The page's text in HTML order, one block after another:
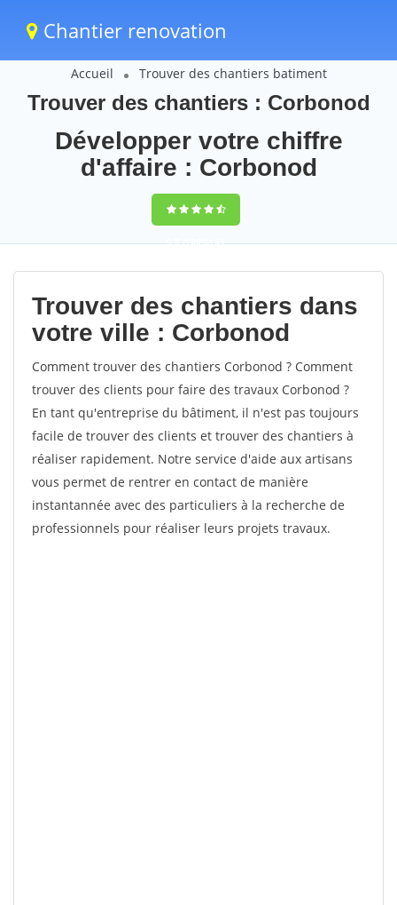
Chantier renovation
Accueil Trouver des chantiers batiment
Trouver des chantiers : Corbonod
Développer votre chiffre
d'affaire : Corbonod
9,5(100%)61
votes
Trouver des chantiers dans
votre ville : Corbonod
Comment trouver des chantiers Corbonod ? Comment
trouver des clients pour faire des travaux Corbonod ?
En tant qu'entreprise du bâtiment, il n'est pas toujours
facile de trouver des clients et trouver des chantiers à
réaliser rapidement. Notre service d'aide aux artisans
vous permet de rentrer en contact de manière
instantannée avec des particuliers à la recherche de
professionnels pour réaliser leurs projets travaux.